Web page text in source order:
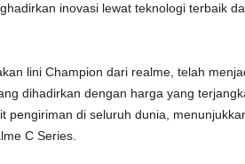
inovasi lewat teknologi terbaik
lini Champion dari realme, telah
dihadirkan dengan harga yang
pengiriman di seluruh dunia,
C Series.